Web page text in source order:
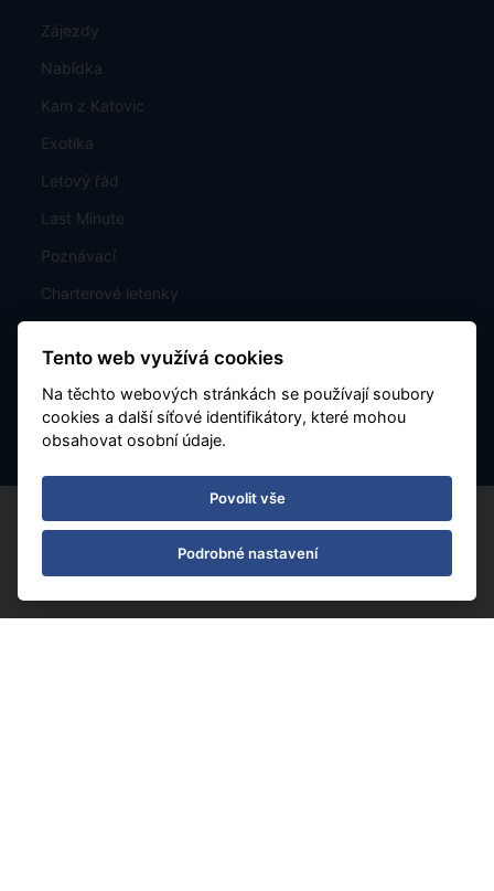
Zájezdy
Nabídka
Kam z Katovic
Exotika
Letový řád
Last Minute
Poznávací
Charterové letenky
Kontakt
Nastavení Cookies
Tento web využívá cookies
Na těchto webových stránkách se používají soubory
cookies a další síťové identifikátory, které mohou
obsahovat osobní údaje.
Povolit vše
Podrobné nastavení